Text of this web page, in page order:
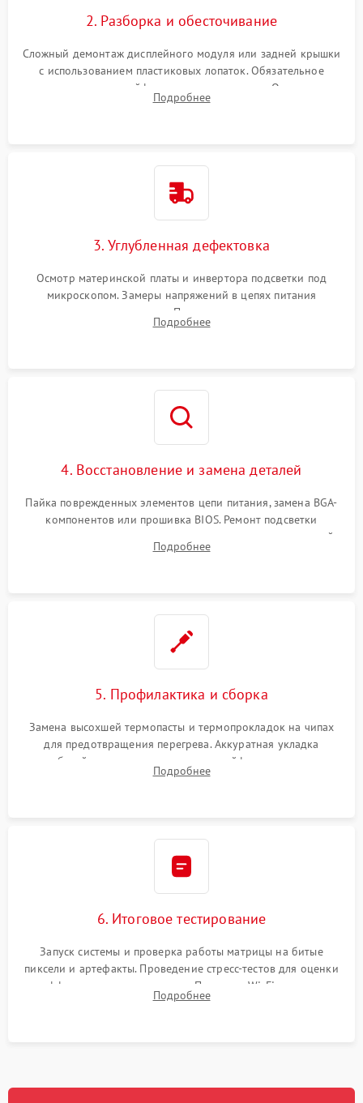
Повреждение внутренних проводов
Механические повреждения
Поломка батареи (если
Неисправность тачпада
1500 ₽ Подробнее →
1000 ₽
Неисправность BIOS 1500 ₽ Подробнее →
2. Разборка и обесточивание
Сложный демонтаж дисплейного модуля или задней крышки
с использованием пластиковых лопаток. Обязательное
отключение шлейфов матрицы и питания. Очистка
массивной системы охлаждения от скопившейся пыли.
Подробнее
3. Углубленная дефектовка
Осмотр материнской платы и инвертора подсветки под
микроскопом. Замеры напряжений в цепях питания
процессора и видеокарты. Проверка состояния жесткого
диска и оперативной памяти с помощью POST-карт и
Подробнее
4. Восстановление и замена деталей
Пайка поврежденных элементов цепи питания, замена BGA-
компонентов или прошивка BIOS. Ремонт подсветки
матрицы, замена неисправного накопителя на скоростной
SSD или установка новых модулей памяти.
Подробнее
5. Профилактика и сборка
Замена высохшей термопасты и термопрокладок на чипах
для предотвращения перегрева. Аккуратная укладка
кабелей, подключение хрупких шлейфов матрицы и
надежная фиксация всех элементов внутри корпуса
Подробнее
6. Итоговое тестирование
Запуск системы и проверка работы матрицы на битые
пиксели и артефакты. Проведение стресс-тестов для оценки
эффективности охлаждения. Проверка Wi-Fi, камеры,
микрофона и всех портов перед выдачей устройства.
Подробнее